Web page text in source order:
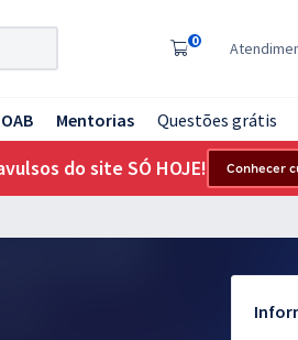
0
OAB Mentorias Questões grátis
do site SÓ HOJE! Conhecer